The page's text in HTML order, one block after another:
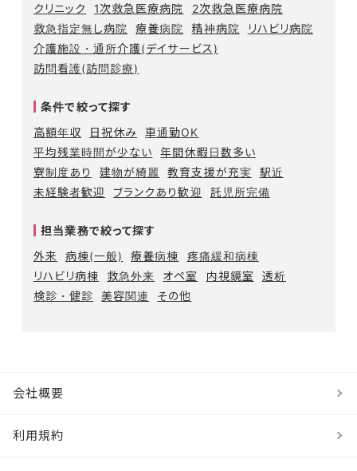
クリニック
1次救急医療病院
2次救急医療病院
救急指定無し病院
療養病院 精神病院
リハビリ病院
介護施設・通所介護(デイサービス)
訪問看護(訪問診療)
条件で絞って探す
高額年収
日祝休み
車通勤OK
平均残業時間が少ない
年間休暇日数多い
寮制度あり
建物が綺麗 教育支援が充実
駅近
未経験者歓迎
ブランクあり歓迎 託児所完備
担当業務で絞って探す
外来
病棟(一般) 療養病棟
疼痛緩和病棟
リハビリ病棟
救急外来 オペ室 内視鏡室
透析
検診・健診
美容関連 その他
会社概要
利用規約